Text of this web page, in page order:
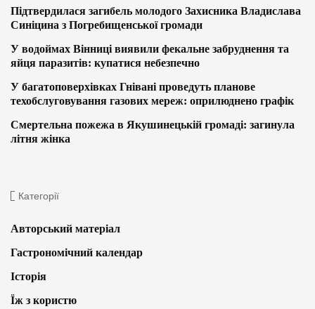
Підтвердилася загибель молодого Захисника Владислава
Синіцина з Погребищенської громади
У водоймах Вінниці виявили фекальне забруднення та
яйця паразитів: купатися небезпечно
У багатоповерхівках Гнівані проведуть планове
техобслуговування газових мереж: оприлюднено графік
Смертельна пожежа в Якушинецькій громаді: загинула
літня жінка
Категорії
Авторський матеріал
Гастрономічний календар
Історія
Їж з користю